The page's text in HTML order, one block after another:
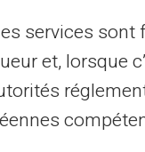
services
et, lorsque